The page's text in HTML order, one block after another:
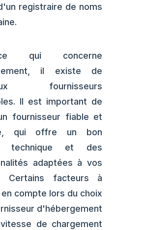
registraire de noms
qui concerne
il existe de
fournisseurs
Il est important de
fournisseur fiable et
qui offre un bon
technique et des
adaptées à vos
Certains facteurs à
compte lors du choix
d'hébergement
de chargement